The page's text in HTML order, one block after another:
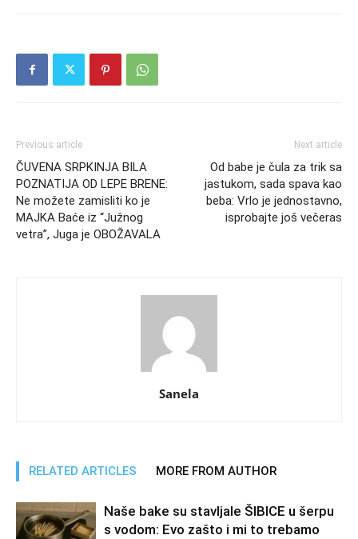
Previous article
ČUVENA SRPKINJA BILA
POZNATIJA OD LEPE BRENE:
Ne možete zamisliti ko je
MAJKA Baće iz “Južnog
vetra”, Juga je OBOŽAVALA
Next article
Od babe je čula za trik sa
jastukom, sada spava kao
beba: Vrlo je jednostavno,
isprobajte još večeras
Sanela
RELATED ARTICLES MORE FROM AUTHOR
Naše bake su stavljale ŠIBICE u šerpu
s vodom: Evo zašto i mi to trebamo